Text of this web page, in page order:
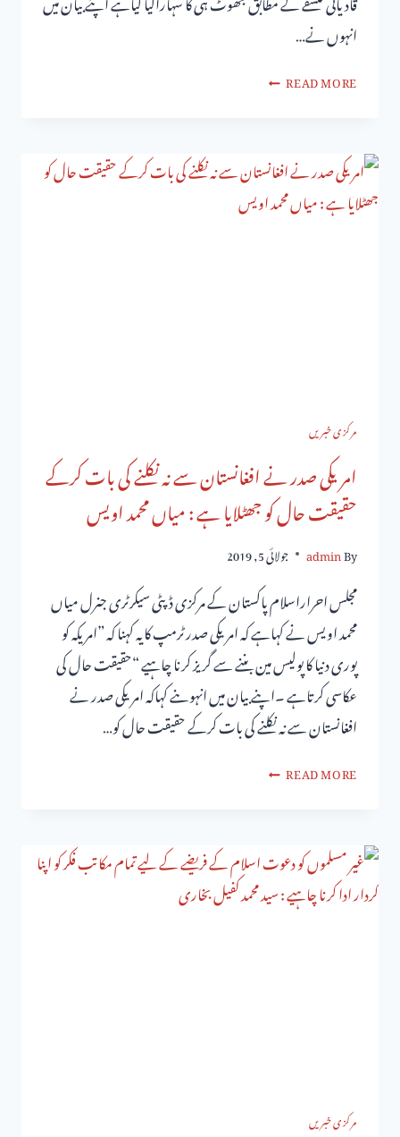
انہوں نے…
READ MORE
مرکزی خبریں
امریکی صدر نے افغانستان سے نہ نکلنے کی بات کرکے
حقیقت حال کو جھٹلایا ہے : میاں محمد اویس
By
admin جولائی 5, 2019
مجلس احراراسلام پاکستان کے مرکزی ڈپٹی سیکرٹری جنرل میاں
محمد اویس نے کہاہے کہ امریکی صدر ٹرمپ کایہ کہنا کہ ”امریکہ کو
پوری دنیا کا پولیس مین بننے سے گریز کرنا چاہیے “حقیقت حال کی
عکاسی کرتاہے ۔اپنے بیان میں انہوںنے کہاکہ امریکی صدر نے
افغانستان سے نہ نکلنے کی بات کرکے حقیقت حال کو…
READ MORE
مرکزی خبریں